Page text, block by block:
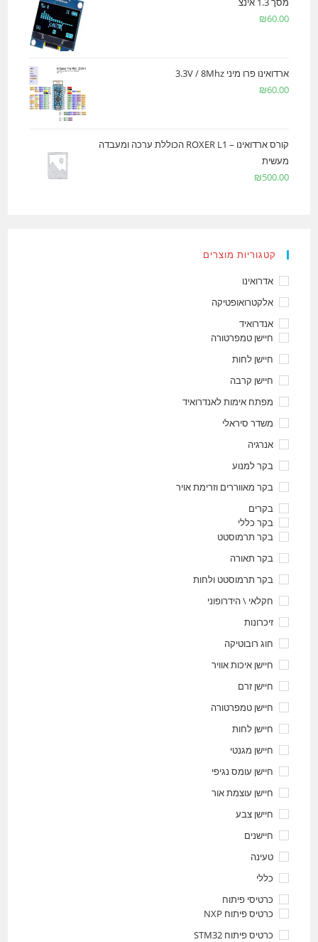
₪60.00
ארדואינו פרו מיני 3.3V / 8Mhz
₪60.00
קורס ארדואינו – ROXER L1 הכוללת ערכה ומעבדה
מעשית
₪500.00
קטגוריות מוצרים
אדרואינו
אלקטרואופטיקה
אנדרואיד
חיישן טמפרטורה
חיישן לחות
חיישן קרבה
מפתח אימות לאנדרואיד
משדר סיראלי
אנרגיה
בקר למנוע
בקר מאווררים וזרימת אויר
בקרים
בקר כללי
בקר תרמוסטט
בקר תאורה
בקר תרמוסטט ולחות
חקלאי \ הידרופוני
זיכרונות
חוג רובוטיקה
חיישן איכות אוויר
חיישן זרם
חיישן טמפרטורה
חיישן לחות
חיישן מגנטי
חיישן עומס נגיפי
חיישן עוצמת אור
חיישן צבע
חיישנים
טעינה
כללי
כרטיסי פיתוח
כרטיס פיתוח NXP
כרטיס פיתוח STM32